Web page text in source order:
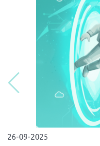
26-09-2025